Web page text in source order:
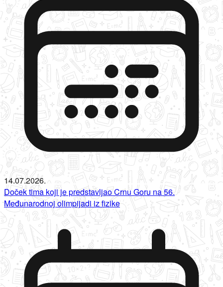
14.07.2026.
Doček tima koji je predstavljao Crnu Goru na 56.
Međunarodnoj olimpijadi iz fizike